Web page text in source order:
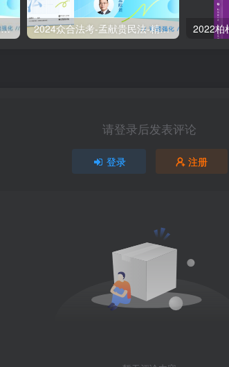
2024众合法考-柏浪涛刑法-精讲卷pdf电子版（附视频1-76全） 2024众合法考-孟献贵民法-精讲卷.pdf
请登录后发表评论
登录 注册